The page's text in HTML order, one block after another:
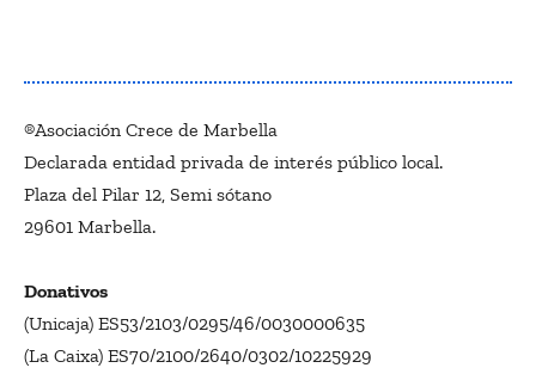
®Asociación Crece de Marbella
Declarada entidad privada de interés público local.
Plaza del Pilar 12, Semi sótano
29601 Marbella.
Donativos
(Unicaja) ES53/2103/0295/46/0030000635
(La Caixa) ES70/2100/2640/0302/10225929